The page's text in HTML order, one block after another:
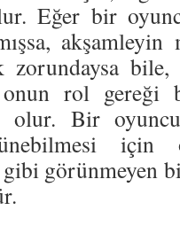
Eğer bir
zorundaysa
onun rol
olur. Bir
için
görünmeyen